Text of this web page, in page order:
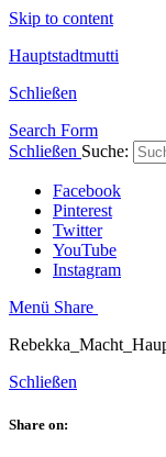
Skip to content
Hauptstadtmutti
Schließen
Search Form
Schließen Suche:
Facebook
Pinterest
Twitter
YouTube
Instagram
Menü Share
Schließen
Share on: